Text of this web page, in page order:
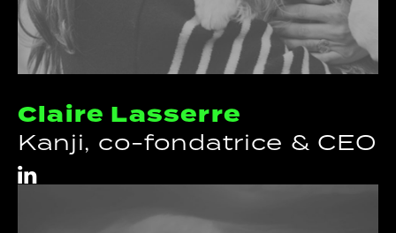
Claire Lasserre
Kanji, co-fondatrice & CEO
i